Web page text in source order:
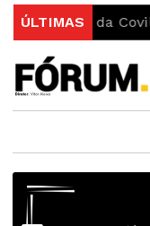
ÚLTIMAS
Sporting da